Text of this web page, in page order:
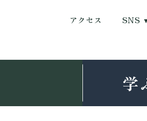
アクセス SNS
学